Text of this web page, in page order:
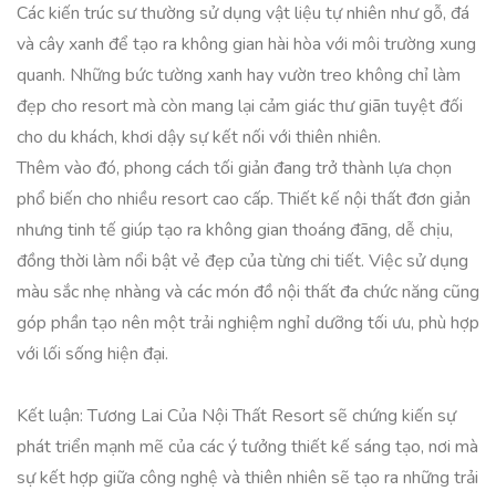
Các kiến trúc sư thường sử dụng vật liệu tự nhiên như gỗ, đá
và cây xanh để tạo ra không gian hài hòa với môi trường xung
quanh. Những bức tường xanh hay vườn treo không chỉ làm
đẹp cho resort mà còn mang lại cảm giác thư giãn tuyệt đối
cho du khách, khơi dậy sự kết nối với thiên nhiên.
Thêm vào đó, phong cách tối giản đang trở thành lựa chọn
phổ biến cho nhiều resort cao cấp. Thiết kế nội thất đơn giản
nhưng tinh tế giúp tạo ra không gian thoáng đãng, dễ chịu,
đồng thời làm nổi bật vẻ đẹp của từng chi tiết. Việc sử dụng
màu sắc nhẹ nhàng và các món đồ nội thất đa chức năng cũng
góp phần tạo nên một trải nghiệm nghỉ dưỡng tối ưu, phù hợp
với lối sống hiện đại.
Kết luận: Tương Lai Của Nội Thất Resort sẽ chứng kiến sự
phát triển mạnh mẽ của các ý tưởng thiết kế sáng tạo, nơi mà
sự kết hợp giữa công nghệ và thiên nhiên sẽ tạo ra những trải